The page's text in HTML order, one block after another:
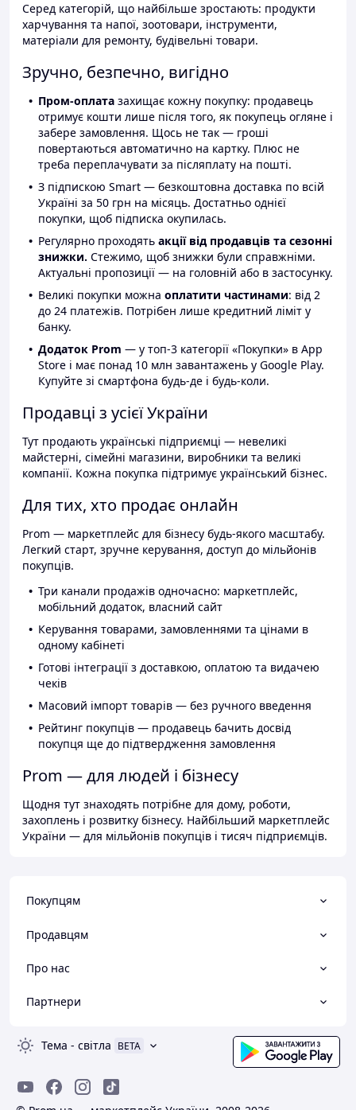
Серед категорій, що найбільше зростають: продукти
харчування та напої, зоотовари, інструменти,
матеріали для ремонту, будівельні товари.
Зручно, безпечно, вигідно
Пром-оплата захищає кожну покупку: продавець
отримує кошти лише після того, як покупець огляне і
забере замовлення. Щось не так — гроші
повертаються автоматично на картку. Плюс не
треба переплачувати за післяплату на пошті.
З підпискою Smart — безкоштовна доставка по всій
Україні за 50 грн на місяць. Достатньо однієї
покупки, щоб підписка окупилась.
Регулярно проходять акції від продавців та сезонні
знижки. Стежимо, щоб знижки були справжніми.
Актуальні пропозиції — на головній або в застосунку.
Великі покупки можна оплатити частинами: від 2
до 24 платежів. Потрібен лише кредитний ліміт у
банку.
Додаток Prom — у топ-3 категорії «Покупки» в App
Store і має понад 10 млн завантажень у Google Play.
Купуйте зі смартфона будь-де і будь-коли.
Продавці з усієї України
Тут продають українські підприємці — невеликі
майстерні, сімейні магазини, виробники та великі
компанії. Кожна покупка підтримує український бізнес.
Для тих, хто продає онлайн
Prom — маркетплейс для бізнесу будь-якого масштабу.
Легкий старт, зручне керування, доступ до мільйонів
покупців.
Три канали продажів одночасно: маркетплейс,
мобільний додаток, власний сайт
Керування товарами, замовленнями та цінами в
одному кабінеті
Готові інтеграції з доставкою, оплатою та видачею
чеків
Масовий імпорт товарів — без ручного введення
Рейтинг покупців — продавець бачить досвід
покупця ще до підтвердження замовлення
Prom — для людей і бізнесу
Щодня тут знаходять потрібне для дому, роботи,
захоплень і розвитку бізнесу. Найбільший маркетплейс
України — для мільйонів покупців і тисяч підприємців.
Покупцям
Продавцям
Про нас
Партнери
Тема - світла BETA